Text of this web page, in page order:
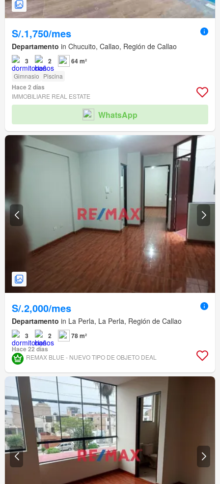
S/.1,750/mes
Departamento in Chucuito, Callao, Región de Callao
3 2 64 m²
Gimnasio Piscina
Hace 2 días
IMMOBILIARE REAL ESTATE
WhatsApp
S/.2,000/mes
Departamento in La Perla, La Perla, Región de Callao
3 2
78 m²
Hace 22 días
REMAX BLUE - NUEVO TIPO DE OBJETO DEAL